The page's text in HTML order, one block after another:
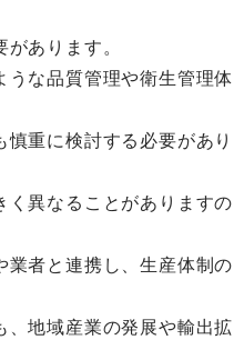
あります。
な品質管理や衛生管理体
重に検討する必要があり
異なることがありますの
者と連携し、生産体制の
地域産業の発展や輸出拡